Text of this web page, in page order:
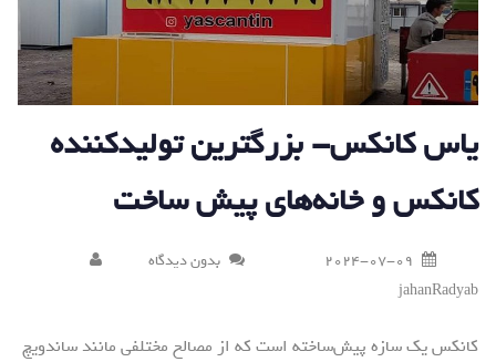
یاس کانکس- بزرگترین تولیدکننده
کانکس و خانه‌های پیش ساخت
2024-07-09
بدون دیدگاه
jahanRadyab
کانکس یک سازه پیش‌ساخته است که از مصالح مختلفی مانند ساندویچ